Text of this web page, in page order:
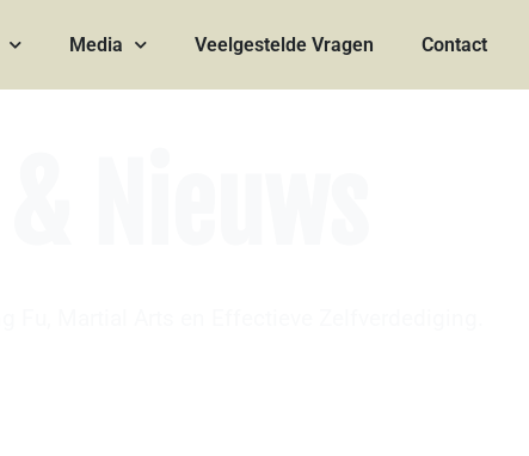
Media Veelgestelde Vragen Contact